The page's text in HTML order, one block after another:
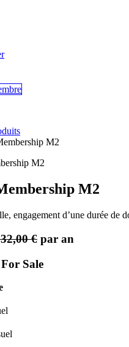
mbre
M2
M2
engagement d’une durée de
€ par an
Sale